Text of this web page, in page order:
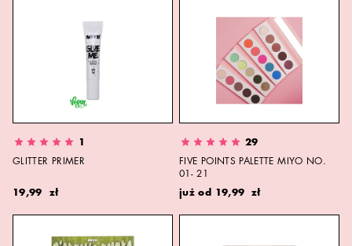
1
GLITTER PRIMER
19,99 zł
29
FIVE POINTS PALETTE MIYO NO.
01- 21
już od
19,99 zł